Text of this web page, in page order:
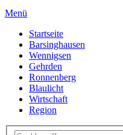
Menü
Startseite
Barsinghausen
Wennigsen
Gehrden
Ronnenberg
Blaulicht
Wirtschaft
Region